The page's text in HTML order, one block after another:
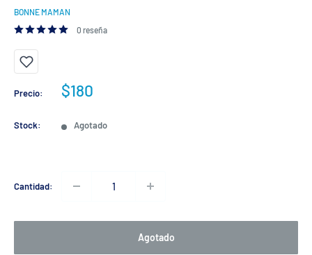
BONNE MAMAN
0 reseña
Precio:
Precio
venta
$180
Stock: Agotado
Cantidad:
Agotado